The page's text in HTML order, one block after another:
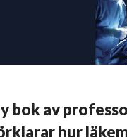
bok av
hur